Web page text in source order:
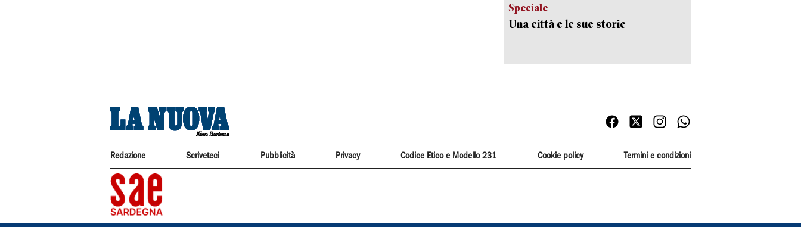
Speciale
Una città e le sue storie
Redazione Scriveteci Pubblicità Privacy Codice Etico e Modello 231 Cookie policy Termini e condizioni